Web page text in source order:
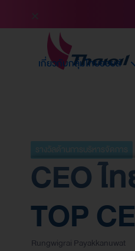
เกี่ยวกับกลุ่มไทยออยล์
รางวัลด้านการบริหารจัดการ
CEO
TOP
Rungwigrai Payakkanuwat